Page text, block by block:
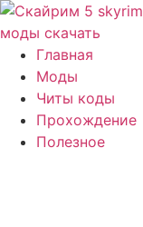
Перейти
к
содержимому
Главная
Моды
Читы коды
Прохождение
Полезное